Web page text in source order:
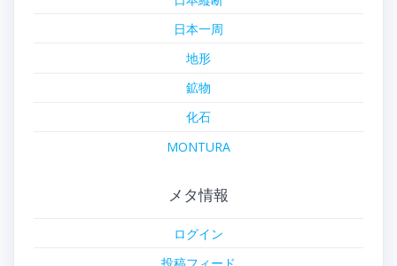
日本一周
地形
鉱物
化石
MONTURA
メタ情報
ログイン